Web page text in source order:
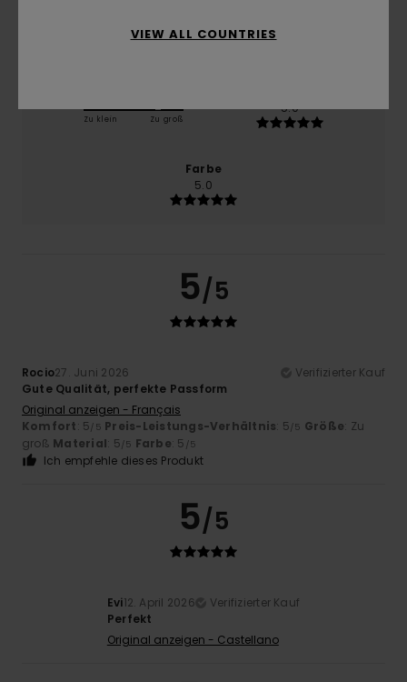
5.0
Zu klein Zu groß
5.0
Farbe
5.0
5/5
Rocio27. Juni 2026
Verifizierter Kauf
Gute Qualität, perfekte Passform
Original anzeigen - Français
Komfort: 5/5 Preis-Leistungs-Verhältnis: 5/5 Größe: Zu
groß Material: 5/5 Farbe: 5 /5
Ich empfehle dieses Produkt
5/5
Evi12. April 2026
Verifizierter Kauf
Perfekt
Original anzeigen - Castellano
VIEW ALL COUNTRIES